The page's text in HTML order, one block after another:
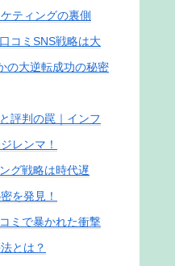
ティングの裏側
コミSNS戦略は大
の大逆転成功の秘密
評判の罠｜インフ
レンマ！
グ戦略は時代遅
を発見！
ミで暴かれた衝撃
とは？